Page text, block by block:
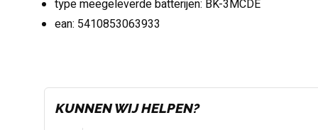
type meegeleverde batterijen: BK-3MCDE
ean: 5410853063933
KUNNEN WIJ HELPEN?